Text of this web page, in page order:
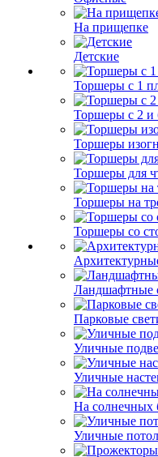
На прищепке
Детские
Торшеры с 1
Торшеры с 2 и
Торшеры
Торшеры для
Торшеры на
Торшеры со
Ландшафтные
Парковые
Уличные
Уличные
На солнечных
Уличные